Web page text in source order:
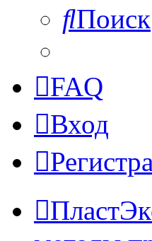
Поиск
FAQ
Вход